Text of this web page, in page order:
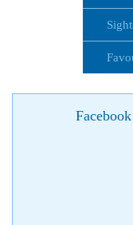
Facebook